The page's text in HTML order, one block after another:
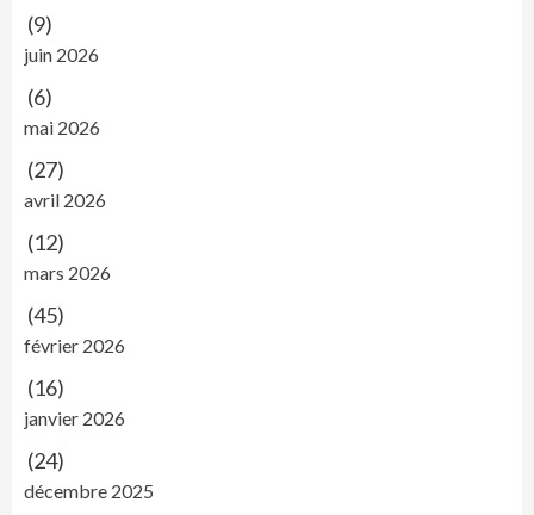
(9)
juin 2026
(6)
mai 2026
(27)
avril 2026
(12)
mars 2026
(45)
février 2026
(16)
janvier 2026
(24)
décembre 2025